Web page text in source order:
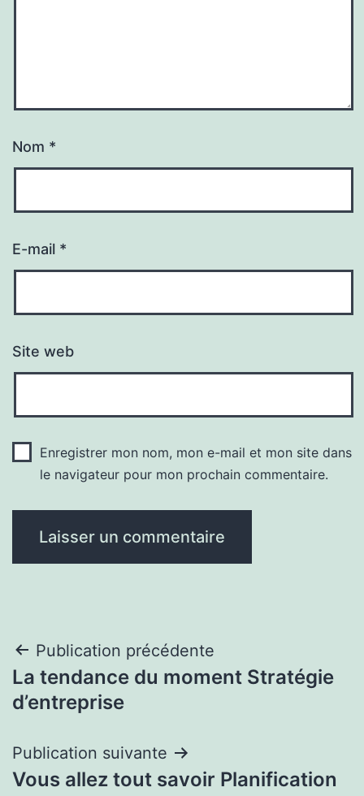
Nom *
E-mail *
Site web
Enregistrer mon nom, mon e-mail et mon site dans
le navigateur pour mon prochain commentaire.
Navigation
de
Publication précédente
La tendance du moment Stratégie
d’entreprise
Publication suivante
Vous allez tout savoir Planification